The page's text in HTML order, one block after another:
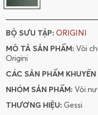
BỘ SƯU TẬP: ORIGINI
MÔ TẢ SẢN PHẨM: Vòi
Origini
CÁC SẢN PHẨM
NHÓM SẢN PHẨM: Vòi
THƯƠNG HIỆU: Gessi